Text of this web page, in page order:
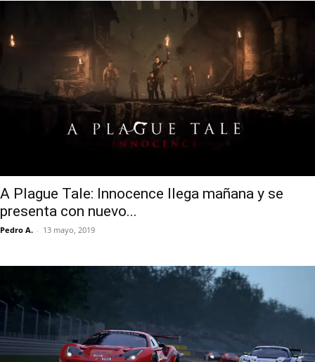
A Plague Tale: Innocence llega mañana y se
presenta con nuevo...
Pedro A. - 13 mayo, 2019